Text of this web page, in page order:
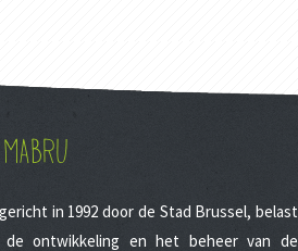
in 1992 door de Stad Brussel, belast
ontwikkeling en het beheer van de